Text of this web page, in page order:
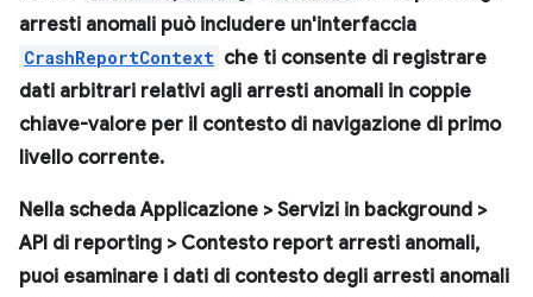
arresti anomali può includere un'interfaccia
CrashReportContext che ti consente di registrare
dati arbitrari relativi agli arresti anomali in coppie
chiave-valore per il contesto di navigazione di primo
livello corrente.
Nella schedaApplicazione >Servizi in background >
API di reporting > Contesto report arresti anomali,
puoi esaminare i dati di contesto degli arresti anomali